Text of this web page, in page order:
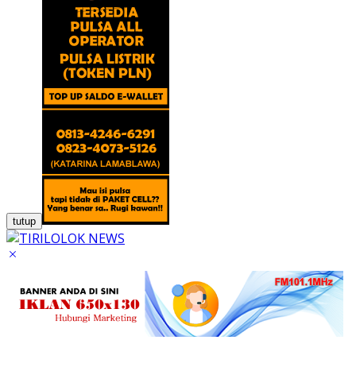
tutup